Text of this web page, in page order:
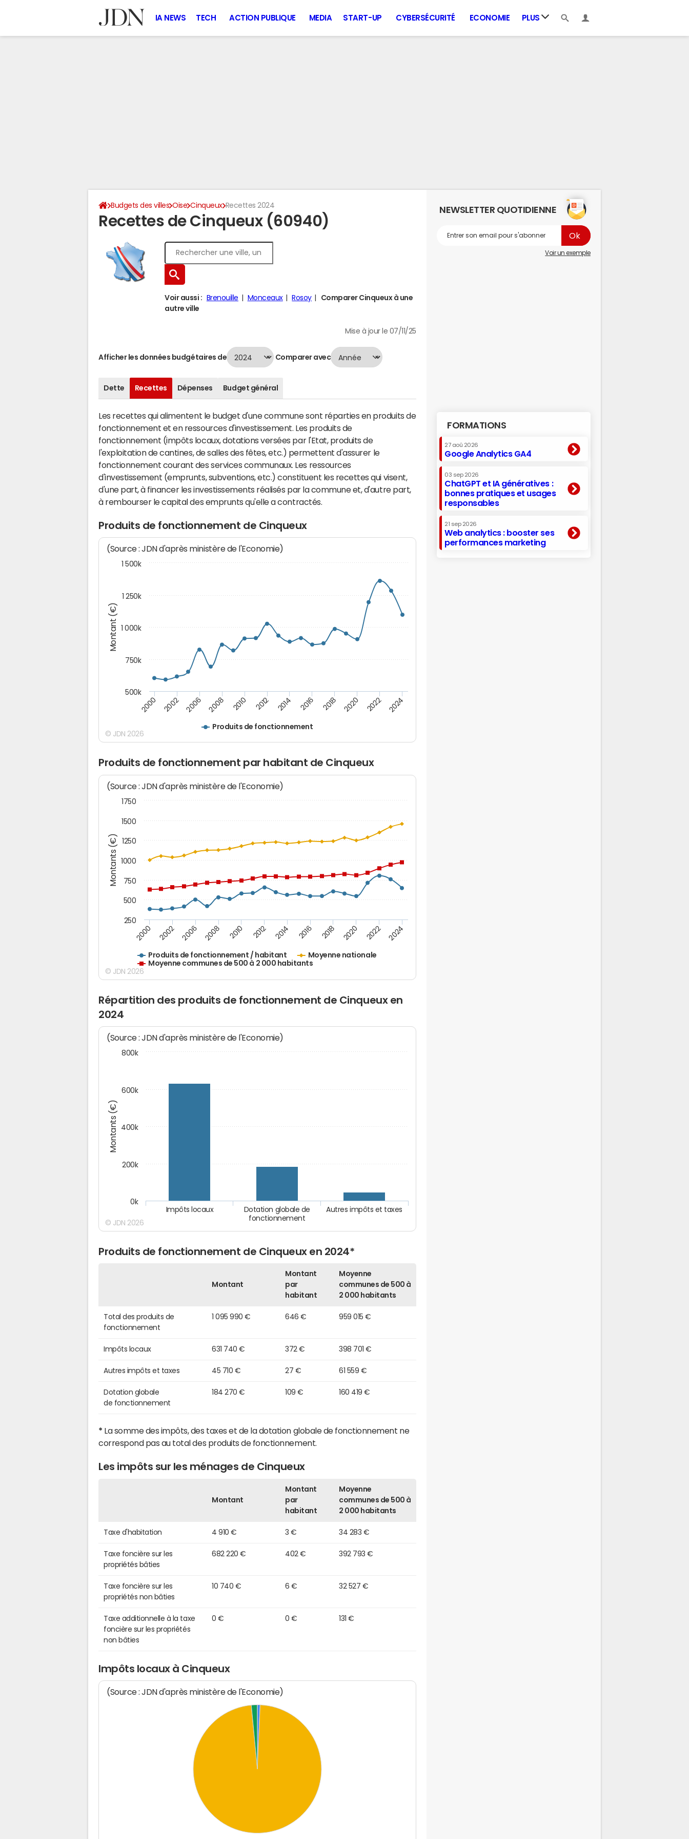
IA NEWS TECH ACTION PUBLIQUE MEDIA START-UP CYBERSÉCURITÉ ECONOMIE PLUS
Budgets des villes Oise Cinqueux Recettes 2024
Recettes de Cinqueux (60940)
Voir aussi : Brenouille Monceaux Rosoy
Comparer Cinqueux à une
autre ville
Mise à jour le 07/11/25
Afficher les données budgétaires de Comparer avec
Dette Recettes Dépenses Budget général
Les recettes qui alimentent le budget d'une commune sont réparties en produits de
fonctionnement et en ressources d'investissement. Les produits de
fonctionnement (impôts locaux, dotations versées par l'Etat, produits de
l'exploitation de cantines, de salles des fêtes, etc.) permettent d'assurer le
fonctionnement courant des services communaux. Les ressources
d'investissement (emprunts, subventions, etc.) constituent les recettes qui visent,
d'une part, à financer les investissements réalisés par la commune et, d'autre part,
à rembourser le capital des emprunts qu'elle a contractés.
Produits de fonctionnement de Cinqueux
Montant (€)
(Source : JDN d'après ministère de l'Economie)
Produits de fonctionnement
2000 2002 2006 2008 2010 2012 2014 2016 2018 2020 2022 2024
1 000k
500k
750k
1 250k
1 500k
© JDN 2026
Produits de fonctionnement par habitant de Cinqueux
Montants (€)
(Source : JDN d'après ministère de l'Economie)
Produits de fonctionnement / habitant
Moyenne nationale
Moyenne communes de 500 à 2 000 habitants
2000 2002 2006 2008 2010 2012 2014 2016 2018 2020 2022 2024
250
500
750
1000
1250
1500
1750
© JDN 2026
Répartition des produits de fonctionnement de Cinqueux en
2024
Montants (€)
(Source : JDN d'après ministère de l'Economie)
Autres impôts et taxes
Dotation globale de
fonctionnement
Impôts locaux
0k
200k
400k
600k
800k
© JDN 2026
Produits de fonctionnement de Cinqueux en 2024*
Montant
Montant
par
habitant
Moyenne
communes de 500 à
2 000 habitants
Total des produits de
fonctionnement
1 095 990 € 646 € 959 015 €
Impôts locaux 631 740 € 372 € 398 701 €
Autres impôts et taxes 45 710 € 27 € 61 559 €
Dotation globale
de fonctionnement
184 270 € 109 € 160 419 €
* La somme des impôts, des taxes et de la dotation globale de fonctionnement ne
correspond pas au total des produits de fonctionnement.
Les impôts sur les ménages de Cinqueux
Montant
Montant
par
habitant
Moyenne
communes de 500 à
2 000 habitants
Taxe d'habitation 4 910 € 3 € 34 283 €
Taxe foncière sur les
propriétés bâties
682 220 € 402 € 392 793 €
Taxe foncière sur les
propriétés non bâties
10 740 € 6 € 32 527 €
Taxe additionnelle à la taxe
foncière sur les propriétés
non bâties
0 € 0 € 131 €
Impôts locaux à Cinqueux
(Source : JDN d'après ministère de l'Economie)
NEWSLETTER QUOTIDIENNE
Voir un exemple
FORMATIONS
27 aoû 2026
Google Analytics GA4
03 sep 2026
ChatGPT et IA génératives :
bonnes pratiques et usages
responsables
21 sep 2026
Web analytics : booster ses
performances marketing